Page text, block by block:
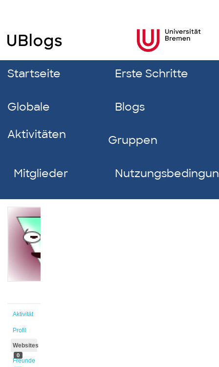
Startseite Erste Schritte
Globale
Aktivitäten
Blogs
Gruppen
Mitglieder
Aktivität
Profil
Websites
0
Freunde